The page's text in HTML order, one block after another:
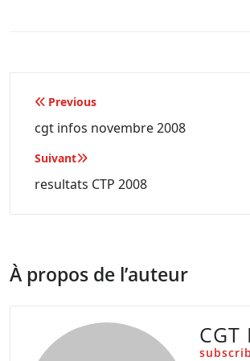
Navigation
de
l’article
Previous
cgt infos novembre 2008
Suivant
resultats CTP 2008
À propos de l’auteur
CGT